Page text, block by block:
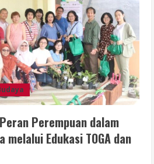
Perempuan dalam
Edukasi TOGA dan